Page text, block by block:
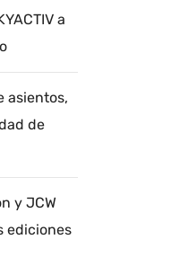
a
asientos,
de
y JCW
ediciones